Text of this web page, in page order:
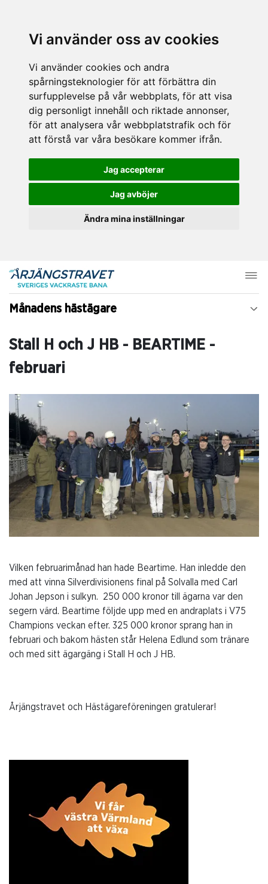
Vi använder oss av cookies
Vi använder cookies och andra
spårningsteknologier för att förbättra din
surfupplevelse på vår webbplats, för att visa
dig personligt innehåll och riktade annonser,
för att analysera vår webbplatstrafik och för
att förstå var våra besökare kommer ifrån.
Jag accepterar
Jag avböjer
Ändra mina inställningar
Månadens hästägare
Stall H och J HB - BEARTIME -
februari
Vilken februarimånad han hade Beartime. Han inledde den
med att vinna Silverdivisionens final på Solvalla med Carl
Johan Jepson i sulkyn. 250 000 kronor till ägarna var den
segern värd. Beartime följde upp med en andraplats i V75
Champions veckan efter. 325 000 kronor sprang han in
februari och bakom hästen står Helena Edlund som tränare
och med sitt ägargäng i Stall H och J HB.
Årjängstravet och Hästägareföreningen gratulerar!